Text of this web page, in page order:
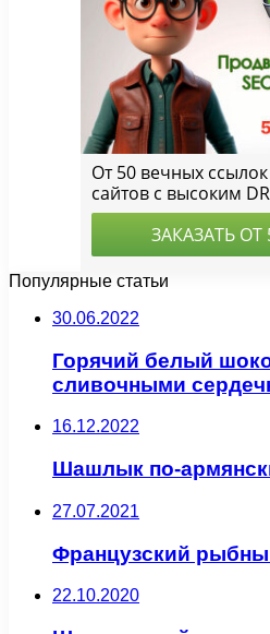
Популярные статьи
30.06.2022
Горячий белый
сливочными
16.12.2022
Шашлык по-
27.07.2021
Французский
22.10.2020